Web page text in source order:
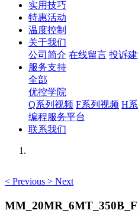
实用技巧
特惠活动
温度控制
关于我们
公司简介 在线留言 投诉
服务支持
全部
优控学院
Q系列视频 F系列视频 H
编程服务平台
联系我们
< Previous > Next